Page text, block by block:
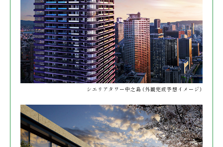
シエリアタワー中之島 （外観完成予想イメージ）